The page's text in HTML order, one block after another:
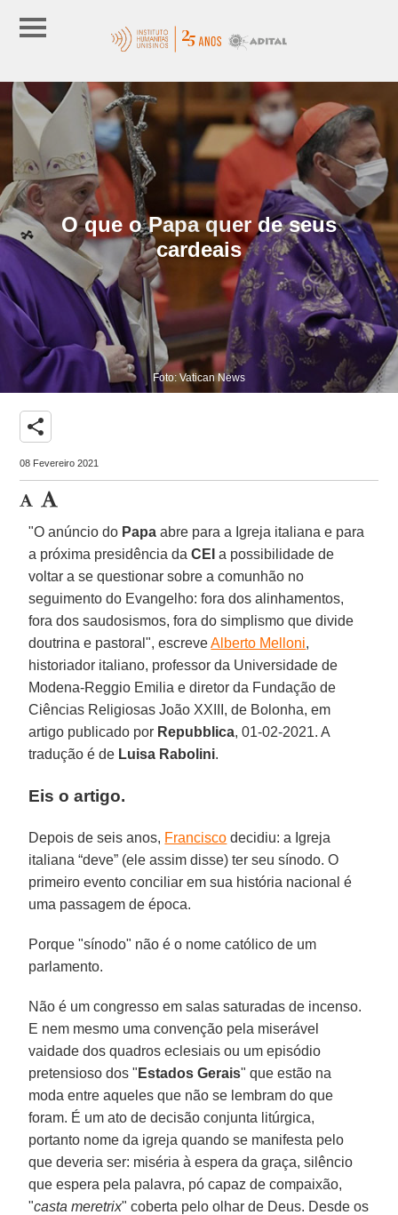
O que o Papa quer de seus
cardeais
Foto: Vatican News
share
08 Fevereiro 2021
"O anúncio do Papa abre para a Igreja italiana e para
a próxima presidência daCEI a possibilidade de
voltar a se questionar sobre a comunhão no
seguimento do Evangelho: fora dos alinhamentos,
fora dos saudosismos, fora do simplismo que divide
doutrina e pastoral", escreveAlberto Melloni,
historiador italiano, professor da Universidade de
Modena-Reggio Emilia e diretor da Fundação de
Ciências Religiosas João XXIII, de Bolonha, em
artigo publicado por Repubblica, 01-02-2021. A
tradução é de Luisa Rabolini.
Eis o artigo.
Depois de seis anos, Francisco decidiu: a Igreja
italiana “deve” (ele assim disse) ter seu sínodo. O
primeiro evento conciliar em sua história nacional é
uma passagem de época.
Porque "sínodo" não é o nome católico de um
parlamento.
Não é um congresso em salas saturadas de incenso.
E nem mesmo uma convenção pela miserável
vaidade dos quadros eclesiais ou um episódio
pretensioso dos " Estados Gerais" que estão na
moda entre aqueles que não se lembram do que
foram. É um ato de decisão conjunta litúrgica,
portanto nome da igreja quando se manifesta pelo
que deveria ser: miséria à espera da graça, silêncio
que espera pela palavra, pó capaz de compaixão,
"casta meretrix" coberta pelo olhar de Deus. Desde os